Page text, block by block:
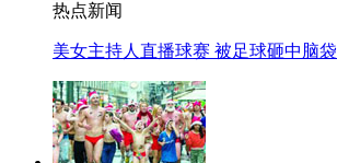
热点新闻
美女主持人直播球赛 被足球砸中脑袋